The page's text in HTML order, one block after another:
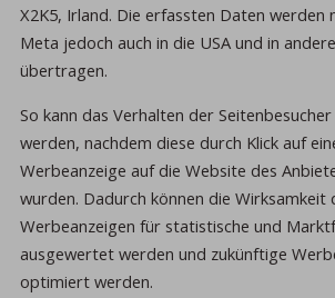
X2K5, Irland. Die erfassten Daten werden
Meta jedoch auch in die USA und in
übertragen.
So kann das Verhalten der
werden, nachdem diese durch Klick auf
Werbeanzeige auf die Website des
wurden. Dadurch können die Wirksamkeit
Werbeanzeigen für statistische und
ausgewertet werden und zukünftige
optimiert werden.